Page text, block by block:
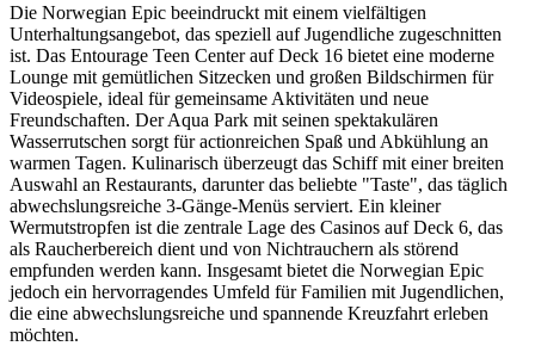
Die Norwegian Epic beeindruckt mit einem vielfältigen
Unterhaltungsangebot, das speziell auf Jugendliche zugeschnitten
ist. Das Entourage Teen Center auf Deck 16 bietet eine moderne
Lounge mit gemütlichen Sitzecken und großen Bildschirmen für
Videospiele, ideal für gemeinsame Aktivitäten und neue
Freundschaften. Der Aqua Park mit seinen spektakulären
Wasserrutschen sorgt für actionreichen Spaß und Abkühlung an
warmen Tagen. Kulinarisch überzeugt das Schiff mit einer breiten
Auswahl an Restaurants, darunter das beliebte "Taste", das täglich
abwechslungsreiche 3-Gänge-Menüs serviert. Ein kleiner
Wermutstropfen ist die zentrale Lage des Casinos auf Deck 6, das
als Raucherbereich dient und von Nichtrauchern als störend
empfunden werden kann. Insgesamt bietet die Norwegian Epic
jedoch ein hervorragendes Umfeld für Familien mit Jugendlichen,
die eine abwechslungsreiche und spannende Kreuzfahrt erleben
möchten.